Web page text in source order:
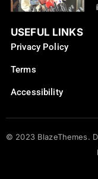
USEFUL LINKS
Privacy Policy
Terms
Accessibility
© 2023 BlazeThemes.